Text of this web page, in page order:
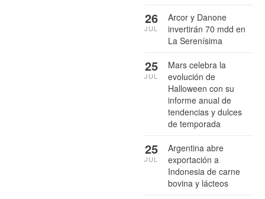
Arcor y Danone
invertirán 70 mdd en
La Serenísima
26
JUL
Mars celebra la
evolución de
Halloween con su
informe anual de
tendencias y dulces
de temporada
25
JUL
Argentina abre
exportación a
Indonesia de carne
bovina y lácteos
25
JUL